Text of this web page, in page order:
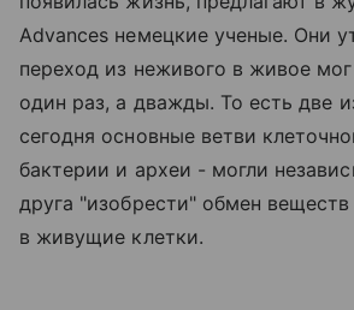
Advances немецкие ученые. Они
переход из неживого в живое
один раз, а дважды. То есть две
сегодня основные ветви
бактерии и археи - могли
друга "изобрести" обмен веществ
в живущие клетки.